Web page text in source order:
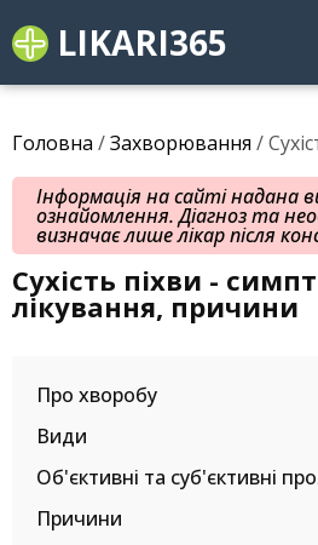
LIKARI365
Головна /Захворювання /
Інформація на сайті надана
ознайомлення. Діагноз та
визначає лише лікар після
Сухість піхви -
лікування, причини
Про хворобу
Види
Об'єктивні та суб'єктивні
Причини